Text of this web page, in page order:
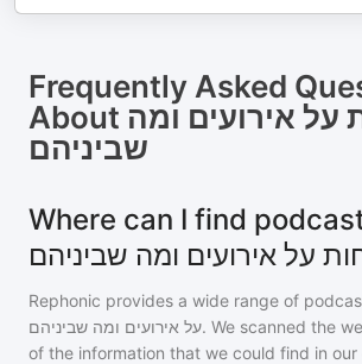
Frequently Asked
About על אירועים ומה
שביניהם
Where can I find
Rephonic provides a wide range of
על אירועים ומה שביניהם. We scanned the
of the information that we could find in